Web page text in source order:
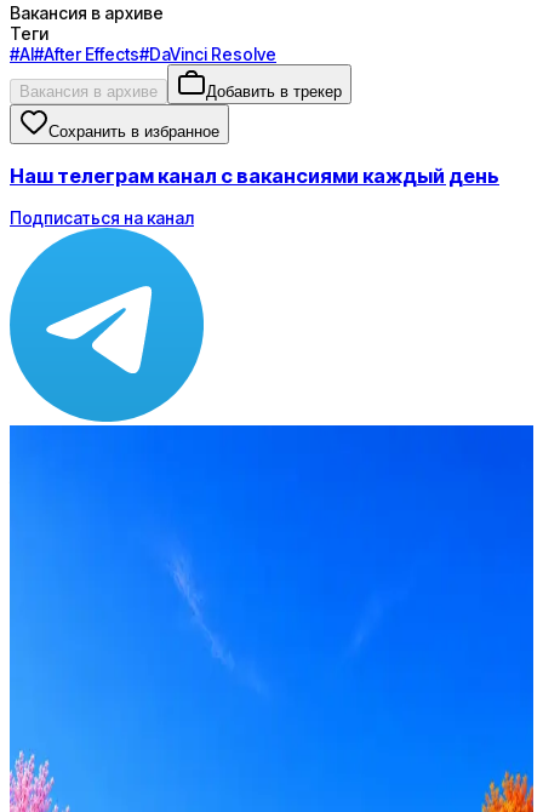
Вакансия в архиве
Теги
#AI#After Effects#DaVinci Resolve
Вакансия в архиве Добавить в трекер
Сохранить в избранное
Наш телеграм канал с вакансиями каждый день
Подписаться на канал
Оффер быстрее с Эйч